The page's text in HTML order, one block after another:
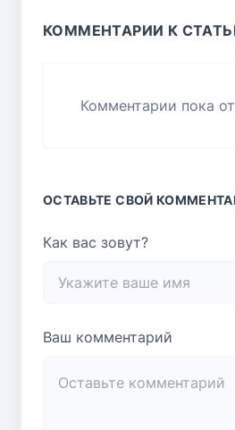
КОММЕНТАРИИ К
Комментарии пока
ОСТАВЬТЕ СВОЙ
Как вас зовут?
Ваш комментарий